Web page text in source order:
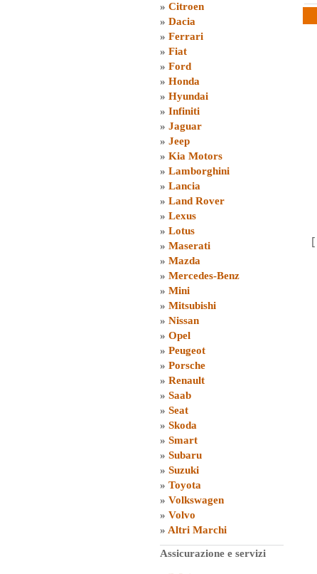
» Citroen
» Dacia
» Ferrari
» Fiat
» Ford
» Honda
» Hyundai
» Infiniti
» Jaguar
» Jeep
» Kia Motors
» Lamborghini
» Lancia
» Land Rover
» Lexus
» Lotus
» Maserati
» Mazda
» Mercedes-Benz
» Mini
» Mitsubishi
» Nissan
» Opel
» Peugeot
» Porsche
» Renault
» Saab
» Seat
» Skoda
» Smart
» Subaru
» Suzuki
» Toyota
» Volkswagen
» Volvo
» Altri Marchi
Assicurazione e servizi
[